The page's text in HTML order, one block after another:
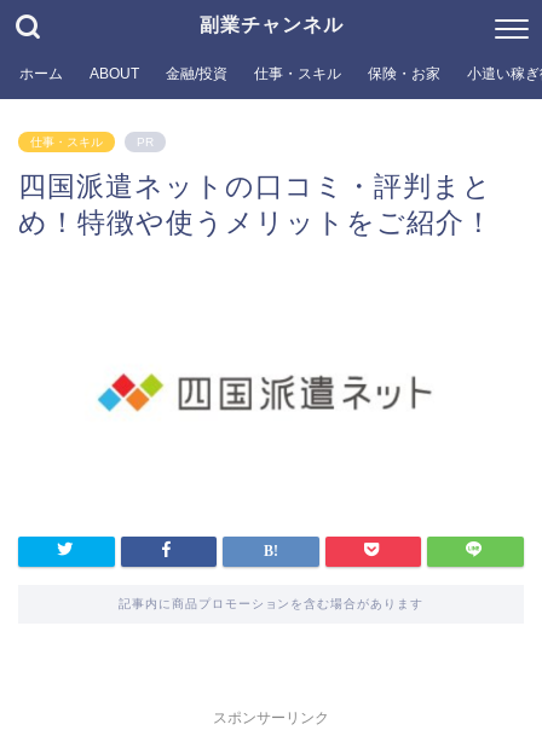
副業チャンネル
ホーム ABOUT 金融/投資 仕事・スキル 保険・お家 小遣い稼
仕事・スキル PR
四国派遣ネットの口コミ・評判まと
め！特徴や使うメリットをご紹介！
記事内に商品プロモーションを含む場合があります
スポンサーリンク